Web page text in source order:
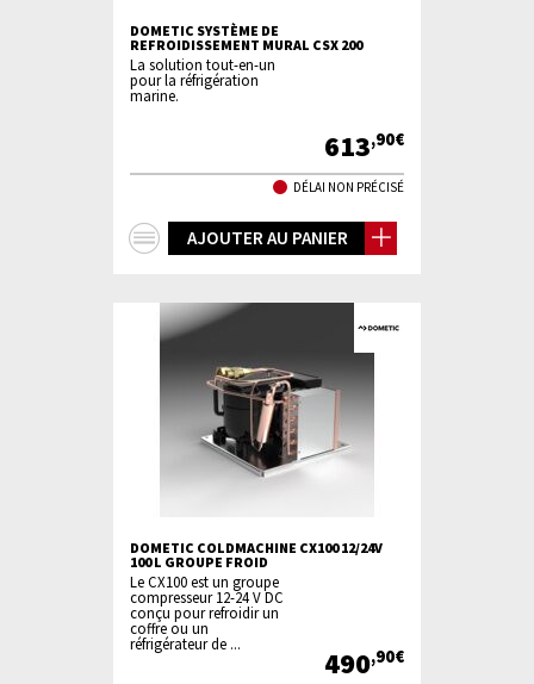
DOMETIC SYSTÈME DE
REFROIDISSEMENT MURAL CSX 200
La solution tout-en-un
pour la réfrigération
marine.
613,90€
DÉLAI NON PRÉCISÉ
AJOUTER AU PANIER
DOMETIC COLDMACHINE CX100 12/24V
100 L GROUPE FROID
Le CX100 est un groupe
compresseur 12-24 V DC
conçu pour refroidir un
coffre ou un
réfrigérateur de ...
490,90€